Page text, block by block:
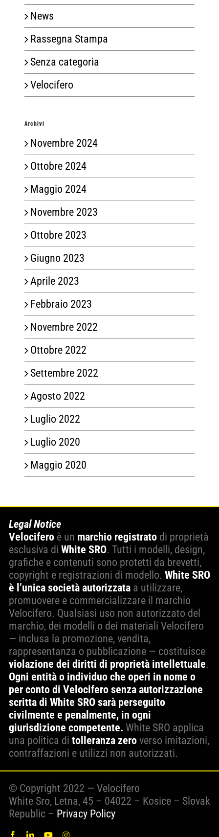
News
Rassegna Stampa
Senza categoria
Velocifero
Archivi
Novembre 2024
Ottobre 2024
Maggio 2024
Novembre 2023
Ottobre 2023
Giugno 2023
Aprile 2023
Febbraio 2023
Novembre 2022
Ottobre 2022
Settembre 2022
Agosto 2022
Luglio 2022
Luglio 2020
Maggio 2020
Legal Notice
Velocifero è un marchio registrato di proprietà
esclusiva di White SRO. Tutti i modelli, design,
grafiche e contenuti sono protetti da brevetti,
copyright e registrazioni di modello. White SRO
è l’unica società autorizzataa utilizzare,
promuovere e commercializzare il marchio
Velocifero. Qualsiasi uso non autorizzato del
marchio, dei modelli o dei materiali Velocifero
— inclusa la promozione, vendita,
rappresentanza o pubblicazione — costituisce
violazione dei diritti di proprietà intellettuale.
Ogni entità o individuo che operi in nome o
per conto di Velocifero senza autorizzazione
scritta di White SRO sarà perseguito
civilmente e penalmente, in ogni
giurisdizione competente. White SRO applica
una politica di tolleranza zero verso imitazioni,
contraffazioni e utilizzi non autorizzati.
© Copyright 2022 — Velocifero
White Sro, Letna, 45 – 04022 – Kosice – Slovak
Republic – Privacy Policy